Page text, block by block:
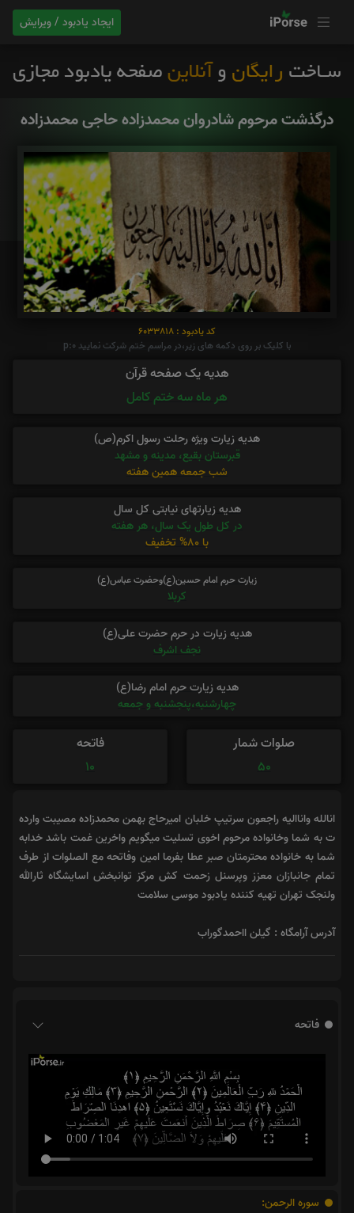
ایجاد یادبود / ویرایش
درگذشت مرحوم شادروان محمدزاده حاجی محمدزاده
کد یادبود : 6033818
با کلیک بر روی دکمه های زیر،در مراسم ختم شرکت نمایید p:0
هدیه یک صفحه قرآن
هر ماه سه ختم کامل
هدیه زیارت ویژه رحلت رسول اکرم(ص)
قبرستان بقیع، مدینه و مشهد
شب جمعه همین هفته
هدیه زیارتهای نیابتی کل سال
در کل طول یک سال، هر هفته
با 80% تخفیف
زیارت حرم امام حسین(ع)وحضرت عباس(ع)
کربلا
هدیه زیارت در حرم حضرت علی(ع)
نجف اشرف
هدیه زیارت حرم امام رضا(ع)
چهارشنبه،پنجشنبه و جمعه
صلوات شمار
50
فاتحه
10
انالله واناالیه راجعون سرتیپ خلبان امیرحاج بهمن محمدزاده مصیبت وارده
ت به شما وخانواده مرحوم اخوی تسلیت میگویم واخرین غمت باشد خدابه
شما به خانواده محترمتان صبر عطا بفرما امین وفاتحه مع الصلوات از طرف
تمام جانبازان معزز وپرسنل زحمت کش مرکز توانبخش اسایشگاه ثارالله
ولنجک تهران تهیه کننده یادبود موسی سلامت
آدرس آرامگاه : گیلن ااحمدگوراب
فاتحه
سوره الرحمن: